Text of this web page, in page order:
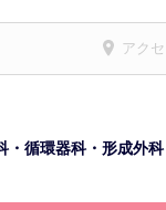
アク
循環器科・形成外